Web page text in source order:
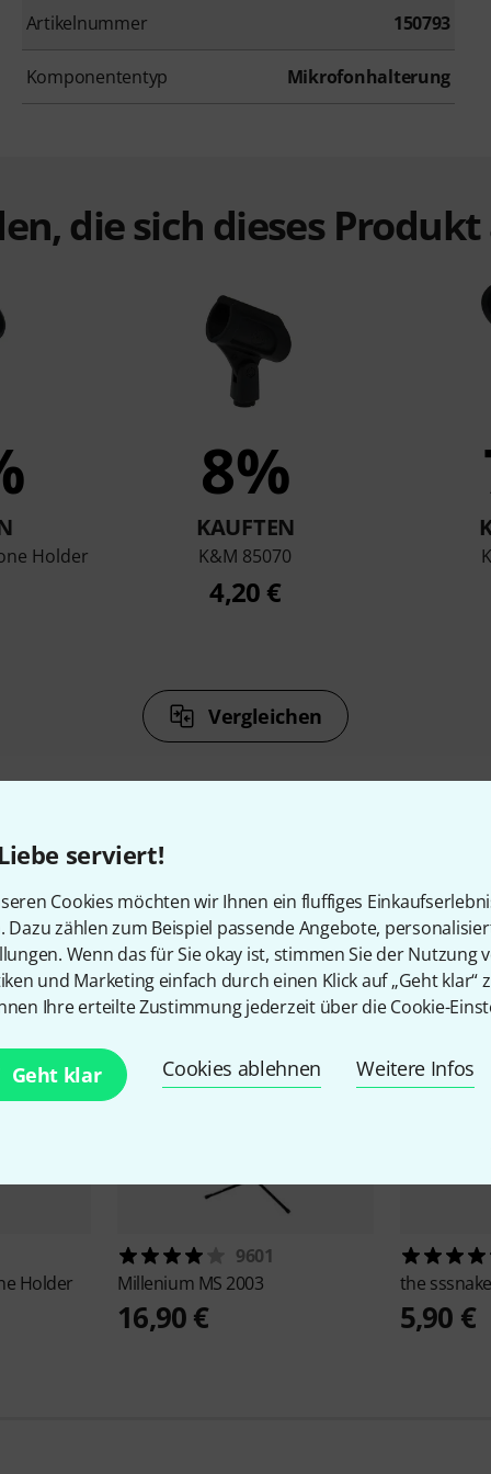
serviert!
Cookies möchten wir Ihnen ein fluffiges
Dazu zählen zum Beispiel passende Angebote,
Wenn das für Sie okay ist, stimmen Sie der Nutzung
und Marketing einfach durch einen Klick auf „Geht klar“
Ihre erteilte Zustimmung jederzeit über die Cookie-
Geht klar Cookies ablehnen Weitere Infos
Artikelnummer 150793
Komponententyp Mikrofonhalterung
die sich dieses
Holder
8%
KAUFTEN
K&M 85070
4,20 €
Vergleichen
& passende
Holder
9601
Millenium MS 2003
16,90 €
the sssnake
5,90 €